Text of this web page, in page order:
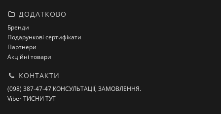
ДОДАТКОВО
Бренди
Подарункові сертифікати
Партнери
Акційні товари
КОНТАКТИ
(098) 387-47-47 КОНСУЛЬТАЦІЇ, ЗАМОВЛЕННЯ.
Viber ТИСНИ ТУТ